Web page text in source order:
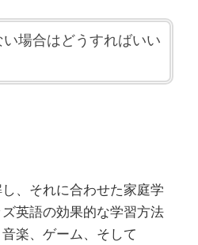
場合はどうすればいい
、それに合わせた家庭学
英語の効果的な学習方法
楽、ゲーム、そして